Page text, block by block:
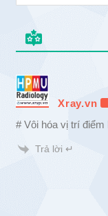
Xray.vn
# Vôi hóa vị trí
Trả lời ↵